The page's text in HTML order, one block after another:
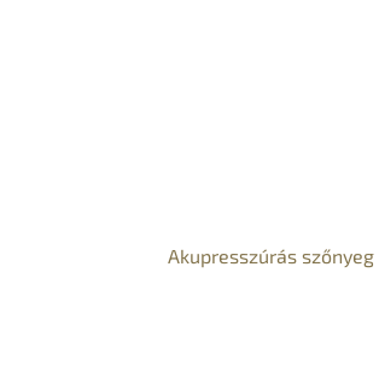
Akupresszúrás szőnyeg